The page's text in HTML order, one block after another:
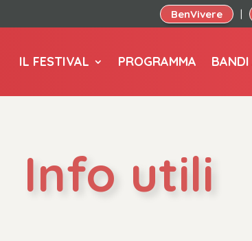
BenVivere
IL FESTIVAL PROGRAMMA BANDI
Info utili